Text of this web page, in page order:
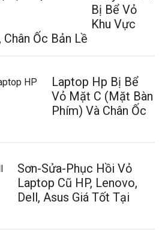
Bị Bể Vỏ
Khu Vực
Chân Ốc Bản Lề
Laptop Hp Bị Bể
Vỏ Mặt C (Mặt Bàn
Phím) Và Chân Ốc
Sơn-Sửa-Phục Hồi Vỏ
Laptop Cũ HP, Lenovo,
Dell, Asus Giá Tốt Tại